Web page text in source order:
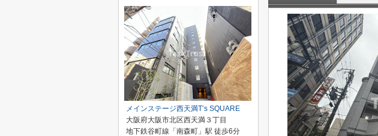
メインステージ西天満T’s SQUARE
大阪府大阪市北区西天満３丁目
地下鉄谷町線「南森町」駅 徒歩6分